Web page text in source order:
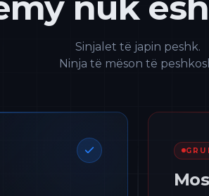
Sinjalet të japin peshk.
Ninja të mëson të